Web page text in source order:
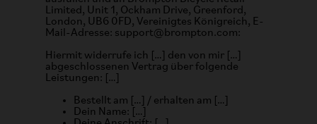
Limited, Unit 1, Ockham Drive, Greenford,
London, UB6 0FD, Vereinigtes Königreich, E-
Mail-Adresse: support@brompton.com:
Hiermit widerrufe ich […] den von mir […]
abgeschlossenen Vertrag über folgende
Leistungen: […]
Bestellt am […] / erhalten am […]
Dein Name: […]